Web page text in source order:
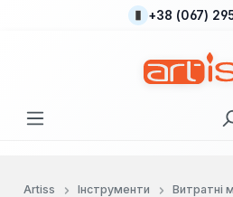
Перейти до основного вмісту
+38 (067)
Artiss Інструменти
Витратні